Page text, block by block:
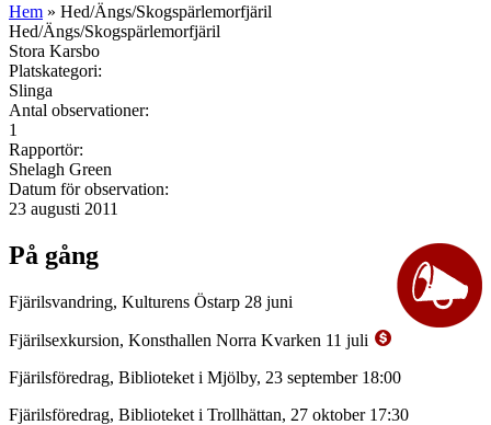
Hem » Hed/Ängs/Skogspärlemorfjäril
Hed/Ängs/Skogspärlemorfjäril
Stora Karsbo
Platskategori:
Slinga
Antal observationer:
1
Rapportör:
Shelagh Green
Datum för observation:
23 augusti 2011
På gång
Fjärilsvandring, Kulturens Östarp 28 juni
Fjärilsexkursion, Konsthallen Norra Kvarken 11 juli
Fjärilsföredrag, Biblioteket i Mjölby, 23 september 18:00
Fjärilsföredrag, Biblioteket i Trollhättan, 27 oktober 17:30